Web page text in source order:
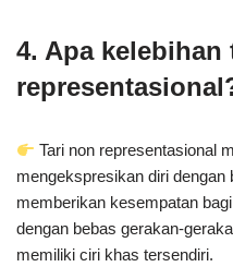
4. Apa kelebihan
Tari non representasional
mengekspresikan diri dengan
memberikan kesempatan
dengan bebas gerakan-
memiliki ciri khas tersendiri.